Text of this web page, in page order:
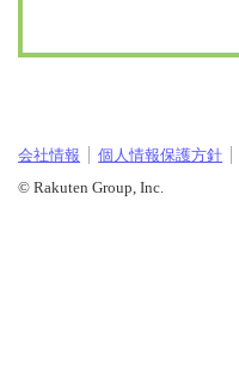
会社情報 個人情報保護方針
© Rakuten Group, Inc.